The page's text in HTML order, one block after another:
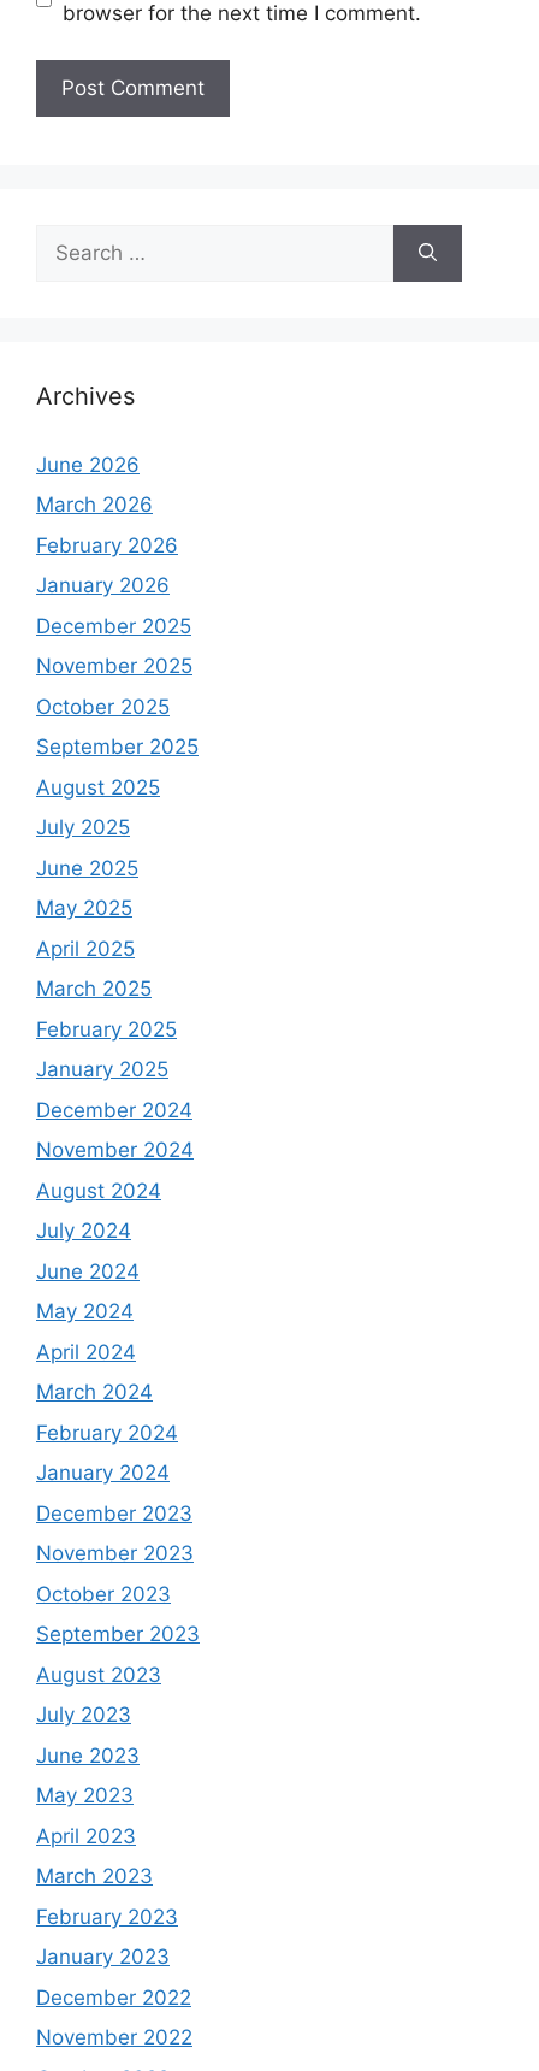
browser for the next time I comment.
for:
Archives
June 2026
March 2026
February 2026
January 2026
December 2025
November 2025
October 2025
September 2025
August 2025
July 2025
June 2025
May 2025
April 2025
March 2025
February 2025
January 2025
December 2024
November 2024
August 2024
July 2024
June 2024
May 2024
April 2024
March 2024
February 2024
January 2024
December 2023
November 2023
October 2023
September 2023
August 2023
July 2023
June 2023
May 2023
April 2023
March 2023
February 2023
January 2023
December 2022
November 2022